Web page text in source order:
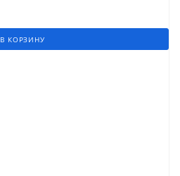
В КОРЗИНУ